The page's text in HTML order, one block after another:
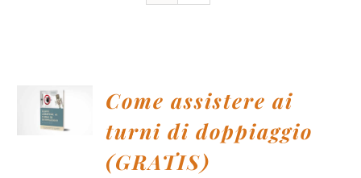
AL
CARRELLO
/
Come assistere ai
turni di doppiaggio
(GRATIS)